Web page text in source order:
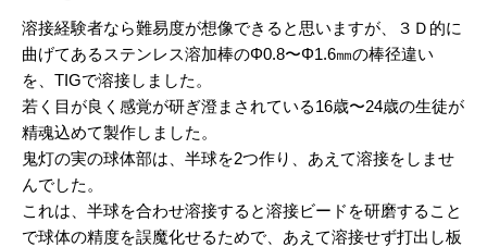
溶接経験者なら難易度が想像できると思いますが、３Ｄ的に
曲げてあるステンレス溶加棒のΦ0.8〜Φ1.6㎜の棒径違い
を、TIGで溶接しました。
若く目が良く感覚が研ぎ澄まされている16歳〜24歳の生徒が
精魂込めて製作しました。
鬼灯の実の球体部は、半球を2つ作り、あえて溶接をしませ
んでした。
これは、半球を合わせ溶接すると溶接ビードを研磨すること
で球体の精度を誤魔化せるためで、あえて溶接せず打出し板